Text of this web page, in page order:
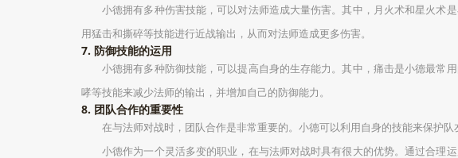
小德拥有多种伤害技能，可以对法师造成大量伤害。其中，月火术和星火术
用猛击和撕碎等技能进行近战输出，从而对法师造成更多伤害。
7. 防御技能的运用
小德拥有多种防御技能，可以提高自身的生存能力。其中，痛击是小德最常
哮等技能来减少法师的输出，并增加自己的防御能力。
8. 团队合作的重要性
在与法师对战时，团队合作是非常重要的。小德可以利用自身的技能来保护
小德作为一个灵活多变的职业，在与法师对战时具有很大的优势。通过合理